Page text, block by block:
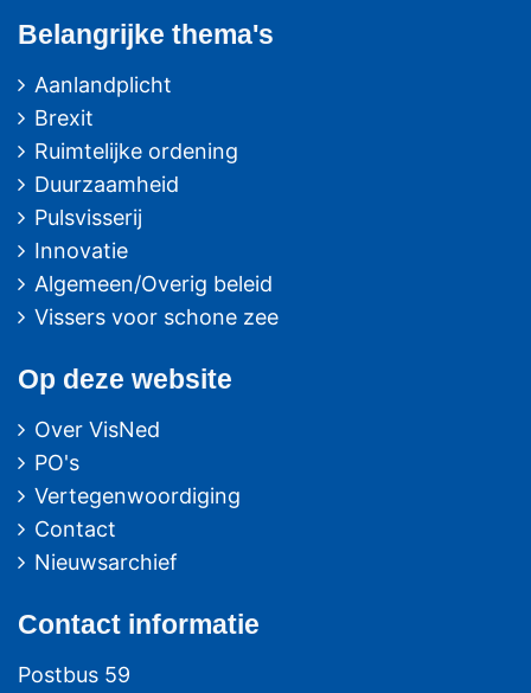
Belangrijke thema's
Aanlandplicht
Brexit
Ruimtelijke ordening
Duurzaamheid
Pulsvisserij
Innovatie
Algemeen/Overig beleid
Vissers voor schone zee
Op deze website
Over VisNed
PO's
Vertegenwoordiging
Contact
Nieuwsarchief
Contact informatie
Postbus 59